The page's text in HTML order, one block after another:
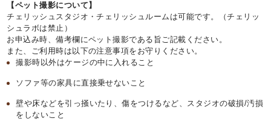
【ペット撮影について】
チェリッシュスタジオ・チェリッシュルームは可能です。（チェリッ
シュラボは禁止）
お申込み時、備考欄にペット撮影である旨ご記載ください。
また、ご利用時は以下の注意事項をお守りください。
撮影時以外はケージの中に入れること
ソファ等の家具に直接乗せないこと
壁や床などを引っ掻いたり、傷をつけるなど、スタジオの破損/汚損
をしないこと